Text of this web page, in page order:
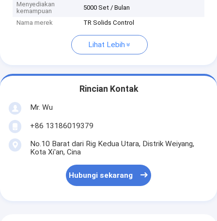
Menyediakan
kemampuan
5000 Set / Bulan
Nama merek TR Solids Control
Lihat Lebih
Rincian Kontak
Mr. Wu
+86 13186019379
No.10 Barat dari Rig Kedua Utara, Distrik Weiyang,
Kota Xi'an, Cina
Hubungi sekarang